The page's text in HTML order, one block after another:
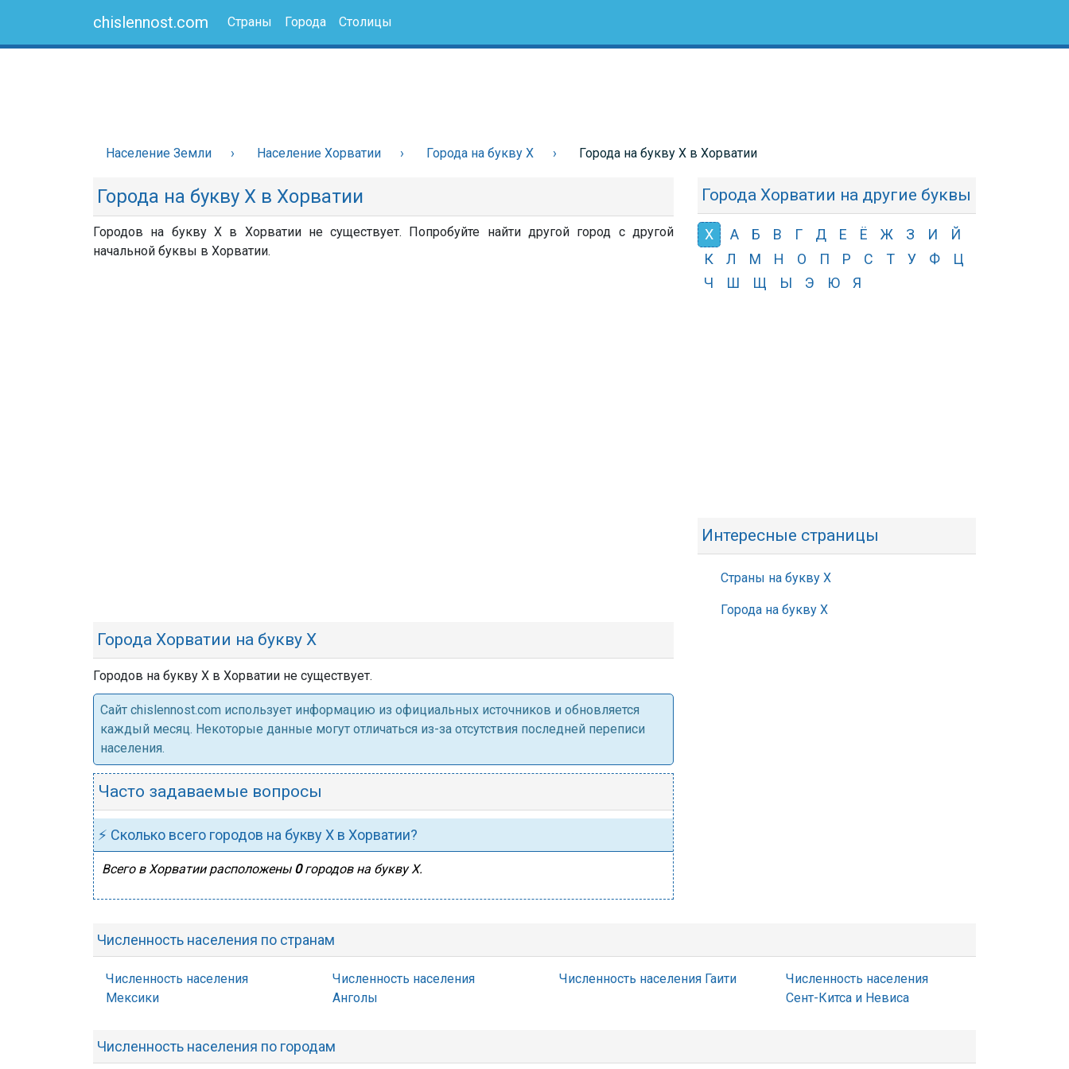
chislennost.com Страны Города Столицы
Население Земли Население Хорватии Города на букву Х Города на букву Х в Хорватии
Города на букву Х в Хорватии
Городов на букву Х в Хорватии не существует. Попробуйте найти другой город с другой
начальной буквы в Хорватии.
Города Хорватии на букву Х
Городов на букву Х в Хорватии не существует.
Cайт chislennost.com использует информацию из официальных источников и обновляется
каждый месяц. Некоторые данные могут отличаться из-за отсутствия последней переписи
населения.
Часто задаваемые вопросы
⚡ Сколько всего городов на букву Х в Хорватии?
Всего в Хорватии расположены 0городов на букву Х.
Города Хорватии на другие буквы
Х А Б В Г Д Е Ё Ж З И
Й
К
Л М Н О П Р С Т У Ф
Ц
Ч
Ш Щ Ы Э Ю Я
Интересные страницы
Страны на букву Х
Города на букву Х
Численность населения по странам
Численность населения
Мексики
Численность населения
Анголы
Численность населения Гаити
Численность населения
Сент-Китса и Невиса
Численность населения по городам